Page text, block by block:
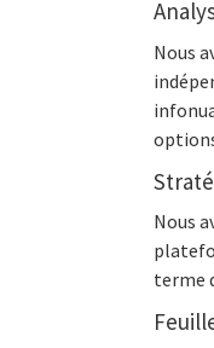
Nous
Nous
terme